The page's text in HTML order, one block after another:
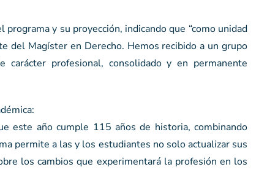
y su proyección, indicando que “como unidad
del Magíster en Derecho. Hemos recibido a un grupo
profesional, consolidado y en permanente
este año cumple 115 años de historia, combinando
permite a las y los estudiantes no solo actualizar sus
los cambios que experimentará la profesión en los